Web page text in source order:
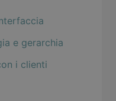
e gerarchia
i clienti